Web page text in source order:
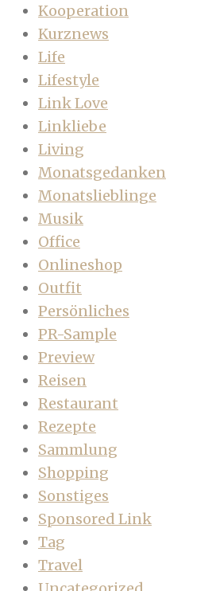
Kooperation
Kurznews
Life
Lifestyle
Link Love
Linkliebe
Living
Monatsgedanken
Monatslieblinge
Musik
Office
Onlineshop
Outfit
Persönliches
PR-Sample
Preview
Reisen
Restaurant
Rezepte
Sammlung
Shopping
Sonstiges
Sponsored Link
Tag
Travel